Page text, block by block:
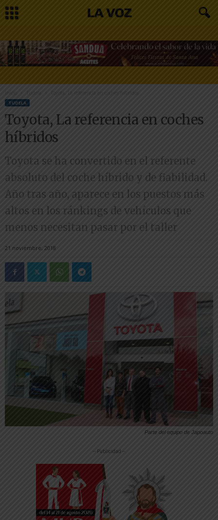
Inicio Tudela Toyota, La referencia en coches híbridos
TUDELA
Toyota, La referencia en coches
híbridos
Toyota se ha convertido en el referente
absoluto del coche híbrido y de fiabilidad.
Año tras año, aparece en los puestos más
altos en los ránkings de vehículos que
menos necesitan pasar por el taller
21 noviembre, 2018
Parte del equipo de Japoauto
-- Publicidad --